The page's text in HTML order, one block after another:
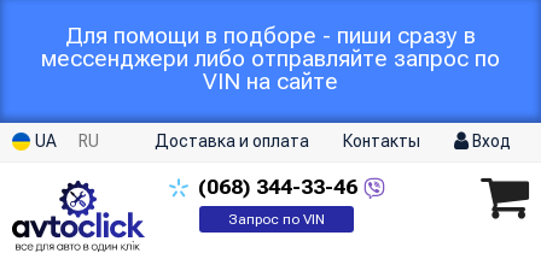
Для помощи в подборе - пиши сразу в
мессенджери либо отправляйте запрос по
VIN на сайте
UA RU Доставка и оплата Контакты Вход
(068) 344-33-46
Запрос по VIN